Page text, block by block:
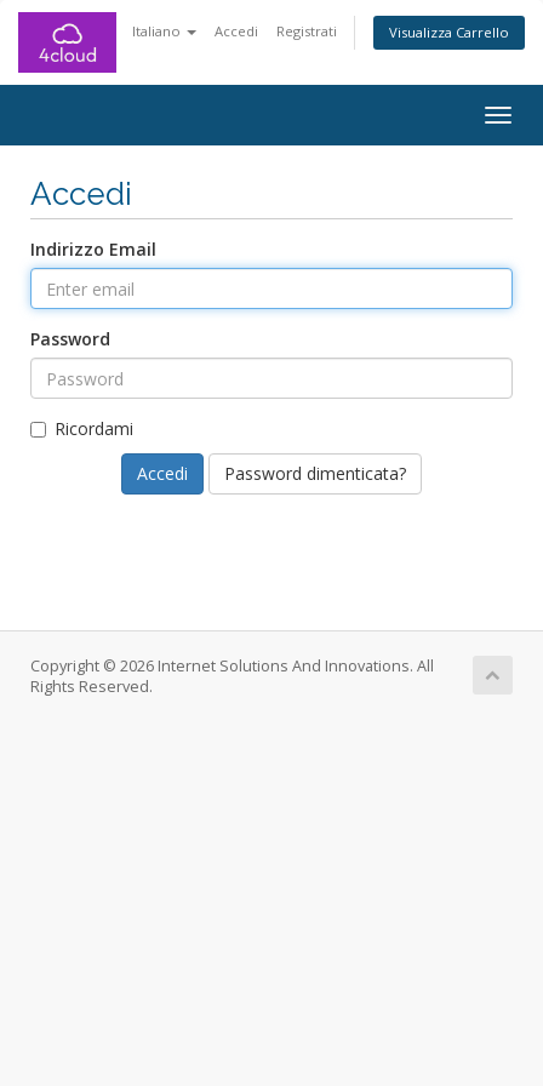
Italiano Accedi Registrati Visualizza Carrello
Accedi
Indirizzo Email
Password
Ricordami
Password dimenticata?
Copyright © 2026 Internet Solutions And Innovations. All
Rights Reserved.